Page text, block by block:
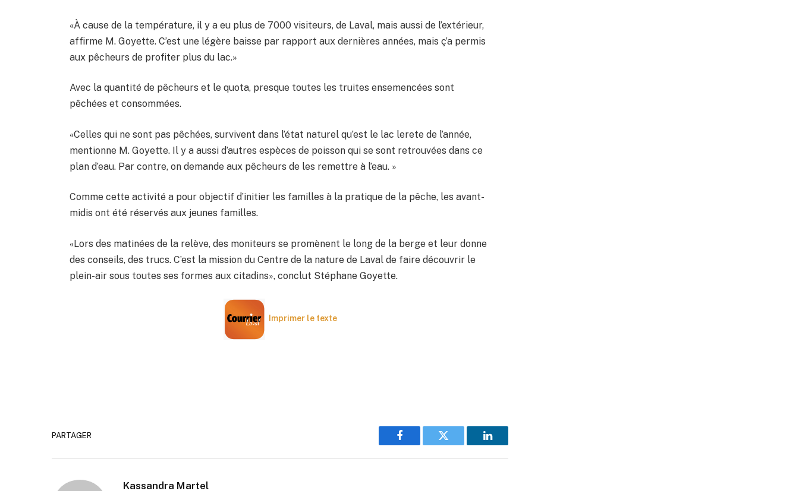
«À cause de la température, il y a eu plus de 7000 visiteurs, de Laval, mais aussi de l’extérieur,
affirme M. Goyette. C’est une légère baisse par rapport aux dernières années, mais ç’a permis
aux pêcheurs de profiter plus du lac.»
Avec la quantité de pêcheurs et le quota, presque toutes les truites ensemencées sont
pêchées et consommées.
«Celles qui ne sont pas pêchées, survivent dans l’état naturel qu’est le lac lerete de l’année,
mentionne M. Goyette. Il y a aussi d’autres espèces de poisson qui se sont retrouvées dans ce
plan d’eau. Par contre, on demande aux pêcheurs de les remettre à l’eau. »
Comme cette activité a pour objectif d’initier les familles à la pratique de la pêche, les avant-
midis ont été réservés aux jeunes familles.
«Lors des matinées de la relève, des moniteurs se promènent le long de la berge et leur donne
des conseils, des trucs. C’est la mission du Centre de la nature de Laval de faire découvrir le
plein-air sous toutes ses formes aux citadins», conclut Stéphane Goyette.
Imprimer le texte
PARTAGER
Facebook Twitter LinkedIn
Kassandra Martel